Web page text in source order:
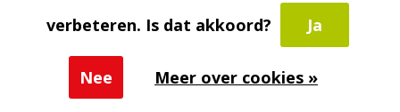
Seen 0 of the 0 products
verbeteren. Is dat akkoord?
Ja
Nee Meer over cookies »